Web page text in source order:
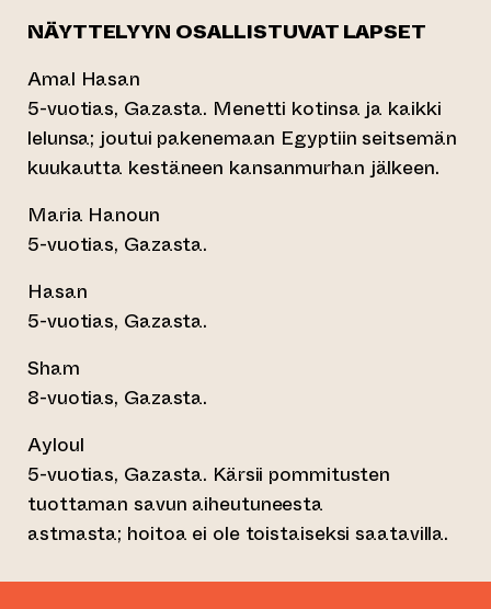
NÄYTTELYYN OSALLISTUVAT LAPSET
Amal Hasan
5-vuotias, Gazasta. Menetti kotinsa ja kaikki
lelunsa; joutui pakenemaan Egyptiin seitsemän
kuukautta kestäneen kansanmurhan jälkeen.
Maria Hanoun
5-vuotias, Gazasta.
Hasan
5-vuotias, Gazasta.
Sham
8-vuotias, Gazasta.
Ayloul
5-vuotias, Gazasta. Kärsii pommitusten
tuottaman savun aiheutuneesta
astmasta; hoitoa ei ole toistaiseksi saatavilla.